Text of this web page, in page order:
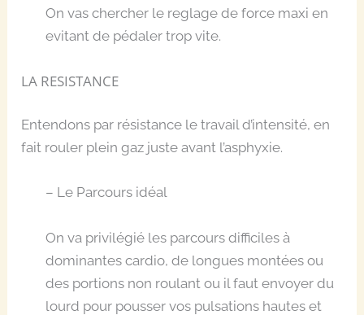
On vas chercher le reglage de force maxi en
evitant de pédaler trop vite.
LA RESISTANCE
Entendons par résistance le travail d’intensité, en
fait rouler plein gaz juste avant l’asphyxie.
– Le Parcours idéal
On va privilégié les parcours difficiles à
dominantes cardio, de longues montées ou
des portions non roulant ou il faut envoyer du
lourd pour pousser vos pulsations hautes et